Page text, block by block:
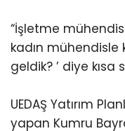
“İşletme
kadın mühendisle
geldik? ’ diye kısa
UEDAŞ Yatırım
yapan Kumru